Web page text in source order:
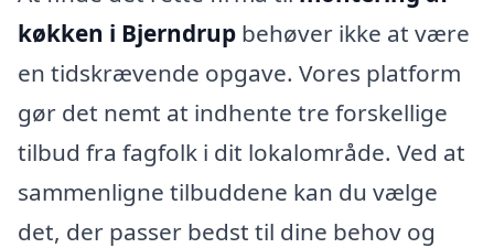
køkken i Bjerndrup behøver ikke at være
en tidskrævende opgave. Vores platform
gør det nemt at indhente tre forskellige
tilbud fra fagfolk i dit lokalområde. Ved at
sammenligne tilbuddene kan du vælge
det, der passer bedst til dine behov og